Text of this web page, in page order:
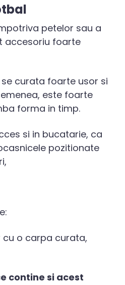
petelor sau a
accesoriu foarte
curata foarte usor si
este foarte
forma in timp.
si in bucatarie, ca
pozitionate
o carpa curata,
contine si acest